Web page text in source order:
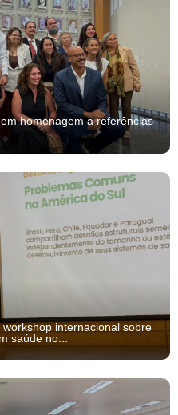
homenagem a referências
internacional sobre
saúde no...